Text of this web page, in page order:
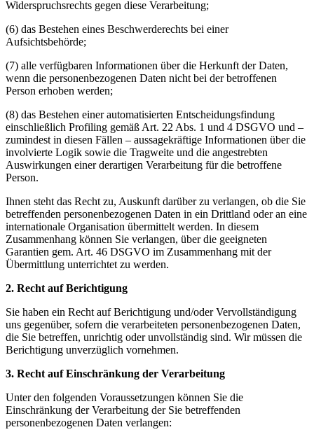
Widerspruchsrechts gegen diese Verarbeitung;
(6) das Bestehen eines Beschwerderechts bei einer
Aufsichtsbehörde;
(7) alle verfügbaren Informationen über die Herkunft der Daten,
wenn die personenbezogenen Daten nicht bei der betroffenen
Person erhoben werden;
(8) das Bestehen einer automatisierten Entscheidungsfindung
einschließlich Profiling gemäß Art. 22 Abs. 1 und 4 DSGVO und –
zumindest in diesen Fällen – aussagekräftige Informationen über die
involvierte Logik sowie die Tragweite und die angestrebten
Auswirkungen einer derartigen Verarbeitung für die betroffene
Person.
Ihnen steht das Recht zu, Auskunft darüber zu verlangen, ob die Sie
betreffenden personenbezogenen Daten in ein Drittland oder an eine
internationale Organisation übermittelt werden. In diesem
Zusammenhang können Sie verlangen, über die geeigneten
Garantien gem. Art. 46 DSGVO im Zusammenhang mit der
Übermittlung unterrichtet zu werden.
2. Recht auf Berichtigung
Sie haben ein Recht auf Berichtigung und/oder Vervollständigung
uns gegenüber, sofern die verarbeiteten personenbezogenen Daten,
die Sie betreffen, unrichtig oder unvollständig sind. Wir müssen die
Berichtigung unverzüglich vornehmen.
3. Recht auf Einschränkung der Verarbeitung
Unter den folgenden Voraussetzungen können Sie die
Einschränkung der Verarbeitung der Sie betreffenden
personenbezogenen Daten verlangen: